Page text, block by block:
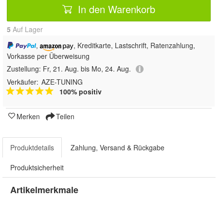
In den Warenkorb
5 Auf Lager
,
, Kreditkarte, Lastschrift, Ratenzahlung,
Vorkasse per Überweisung
Zustellung: Fr, 21. Aug. bis Mo, 24. Aug.
Verkäufer: AZE-TUNING
100% positiv
Merken Teilen
Produktdetails Zahlung, Versand & Rückgabe
Produktsicherheit
Artikelmerkmale